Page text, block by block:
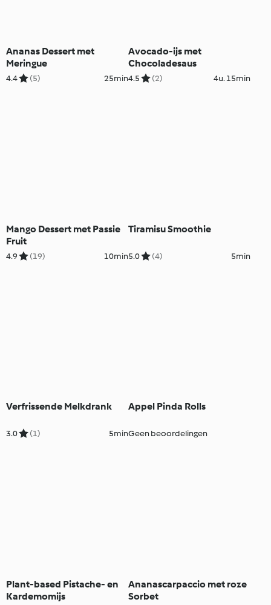
Ananas Dessert met
Meringue
4.4 (5) 25min
Avocado-ijs met
Chocoladesaus
4.5 (2) 4u. 15min
Mango Dessert met Passie
Fruit
4.9 (19) 10min
Tiramisu Smoothie
5.0 (4) 5min
Verfrissende Melkdrank
3.0 (1) 5min
Appel Pinda Rolls
Geen beoordelingen
Plant-based Pistache- en
Kardemomijs
Ananascarpaccio met roze
Sorbet